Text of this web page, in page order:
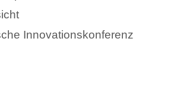
Innovationskonferenz